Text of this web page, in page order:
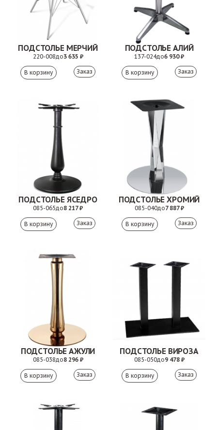
ПОДСТОЛЬЕ МЕРЧИЙ
220-008до3 635 ₽
Заказ
ПОДСТОЛЬЕ АЛИЙ
137-024до6 930 ₽
Заказ
ПОДСТОЛЬЕ ЯСЕДРО
085-065до8 217 ₽
Заказ
ПОДСТОЛЬЕ ХРОМИЙ
085-040до7 887 ₽
Заказ
ПОДСТОЛЬЕ АЖУЛИ
085-038до8 296 ₽
Заказ
ПОДСТОЛЬЕ ВИРОЗА
085-050до9 478 ₽
Заказ